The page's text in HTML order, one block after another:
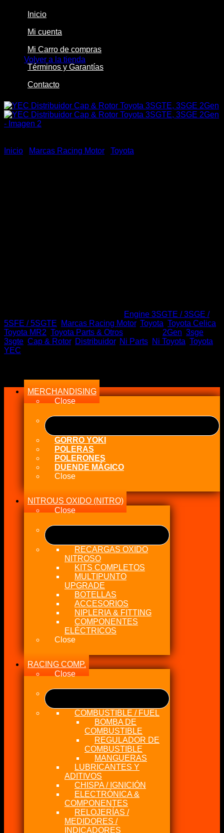
Volver a la tienda
Inicio
Mi cuenta
Mi Carro de compras
Términos y Garantías
Contacto
Inicio Marcas Racing Motor Toyota
Engine 3SGTE / 3SGE /
5SFE / 5SGTE
Marcas Racing Motor, Toyota Toyota Celica
Toyota MR2 Toyota Parts & Otros 2Gen 3sge
3sgte Cap & Rotor, Distribuidor, Ni Parts Ni Toyota Toyota
YEC
MERCHANDISING
Close
GORRO YOKI
POLERAS
POLERONES
DUENDE MÁGICO
Close
NITROUS OXIDO (NITRO)
Close
RECARGAS OXIDO
NITROSO
KITS COMPLETOS
MULTIPUNTO
UPGRADE
BOTELLAS
ACCESORIOS
NIPLERIA & FITTING
COMPONENTES
ELÉCTRICOS
Close
RACING COMP.
Close
COMBUSTIBLE / FUEL
BOMBA DE
COMBUSTIBLE
REGULADOR DE
COMBUSTIBLE
MANGUERAS
LUBRICANTES Y
ADITIVOS
CHISPA / IGNICIÓN
ELECTRÓNICA &
COMPONENTES
RELOJERÍAS /
MEDIDORES /
INDICADORES